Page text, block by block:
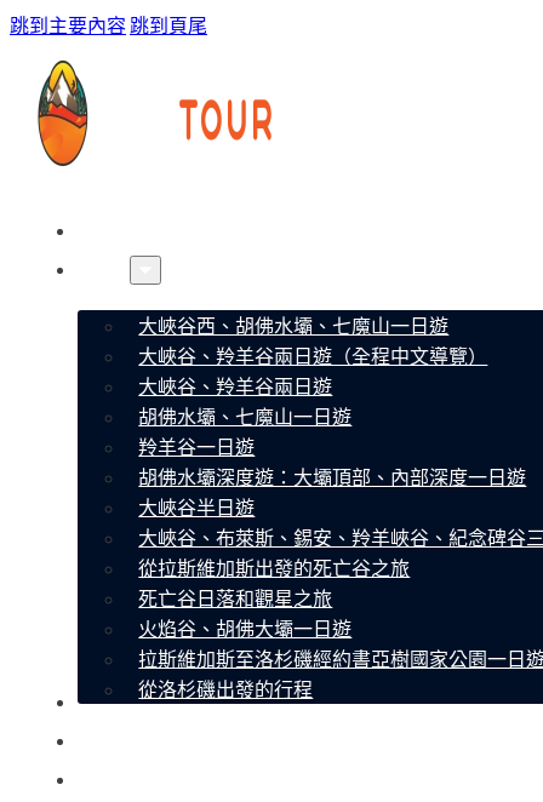
跳到主要內容 跳到頁尾
大峽谷西、胡佛水壩、七魔山一日遊
大峽谷、羚羊谷兩日遊（全程中文導覽）
大峽谷、羚羊谷兩日遊
胡佛水壩、七魔山一日遊
羚羊谷一日遊
胡佛水壩深度遊：大壩頂部、內部深度一日遊
大峽谷半日遊
大峽谷、布萊斯、錫安、羚羊峽谷、紀念碑谷
從拉斯維加斯出發的死亡谷之旅
死亡谷日落和觀星之旅
火焰谷、胡佛大壩一日遊
拉斯維加斯至洛杉磯經約書亞樹國家公園一日
從洛杉磯出發的行程
關於我們